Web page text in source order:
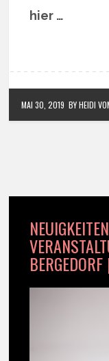
hier …
MAI 30, 2019 BY HEIDI